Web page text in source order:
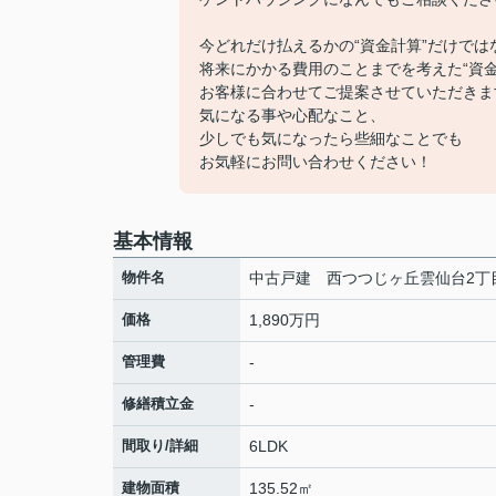
今どれだけ払えるかの“資金計算”だけでは
将来にかかる費用のことまでを考えた“資
お客様に合わせてご提案させていただきま
気になる事や心配なこと、
少しでも気になったら些細なことでも
お気軽にお問い合わせください！
基本情報
物件名 中古戸建 西つつじヶ丘雲仙台2丁
価格 1,890万円
管理費 -
修繕積立金 -
間取り/詳細 6LDK
建物面積 135.52㎡